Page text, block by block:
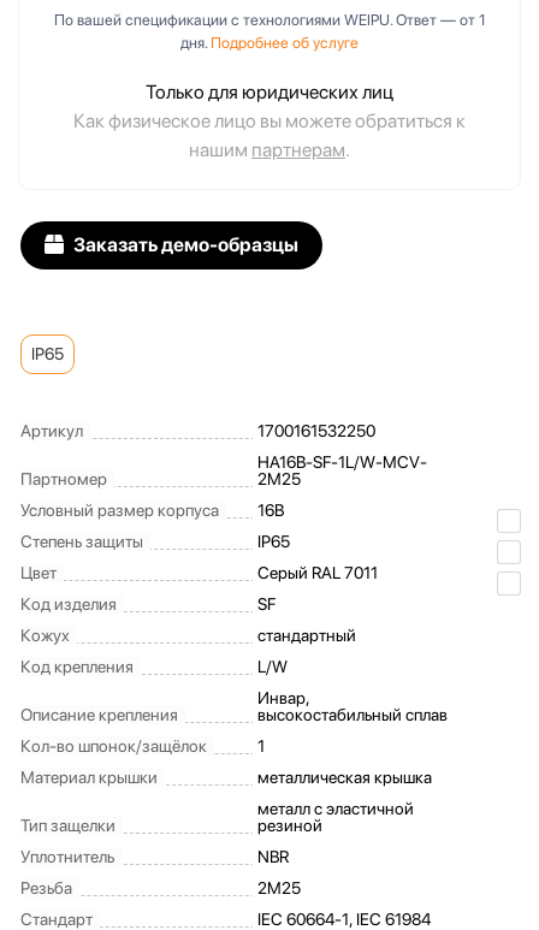
По вашей спецификации с технологиями WEIPU. Ответ — от 1
дня. Подробнее об услуге
Только для юридических лиц
Как физическое лицо вы можете обратиться к
нашим партнерам.
Заказать демо-образцы
IP65
Артикул 1700161532250
Партномер
HA16B-SF-1L/W-MCV-
2M25
Условный размер корпуса
16B
Степень защиты
IP65
Цвет
Серый RAL 7011
Код изделия
SF
Кожух
стандартный
Код крепления
L/W
Описание крепления
Инвар,
высокостабильный сплав
Кол-во шпонок/защёлок
1
Материал крышки
металлическая крышка
Тип защелки
металл с эластичной
резиной
Уплотнитель
NBR
Резьба
2M25
Стандарт
IEC 60664-1, IEC 61984